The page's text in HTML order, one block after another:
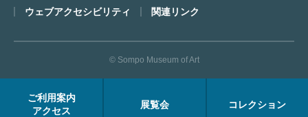
ご利用案内
アクセス
展覧会 コレクション
コンセプト
沿革
FACEアーカイブス
ウェブアクセシビリティ 関連リンク
© Sompo Museum of Art